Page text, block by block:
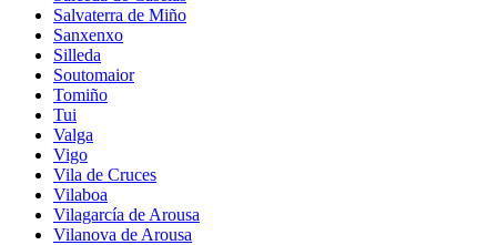
Salvaterra de Miño
Sanxenxo
Silleda
Soutomaior
Tomiño
Tui
Valga
Vigo
Vila de Cruces
Vilaboa
Vilagarcía de Arousa
Vilanova de Arousa